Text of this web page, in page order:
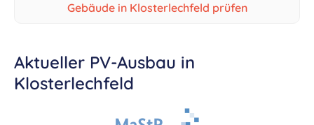
Gebäude in Klosterlechfeld prüfen
Aktueller PV-Ausbau in
Klosterlechfeld